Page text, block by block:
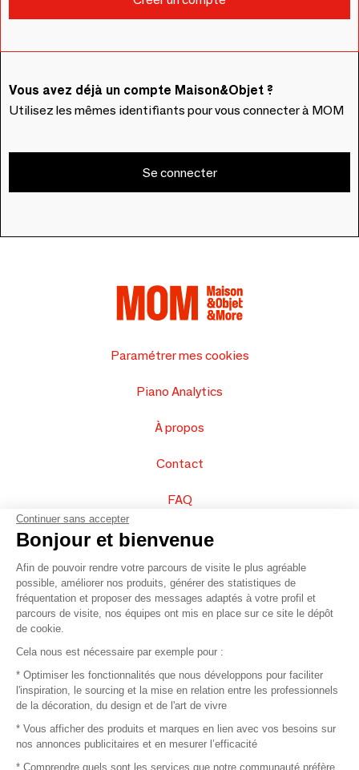
Vous avez déjà un compte Maison&Objet ?
Utilisez les mêmes identifiants pour vous connecter à MOM
Se connecter
Paramétrer mes cookies
Piano Analytics
À propos
Contact
FAQ
Vendez vos produits
Plan du site
© 2016 –Organisation SAFI
Recrutement
Continuer sans accepter
Bonjour et bienvenue
Afin de pouvoir rendre votre parcours de visite le plus agréable
possible, améliorer nos produits, générer des statistiques de
fréquentation et proposer des messages adaptés à votre profil et
parcours de visite, nos équipes ont mis en place sur ce site le dépôt
de cookie.
Cela nous est nécessaire par exemple pour :
* Optimiser les fonctionnalités que nous développons pour faciliter
l'inspiration, le sourcing et la mise en relation entre les professionnels
de la décoration, du design et de l'art de vivre
* Vous afficher des produits et marques en lien avec vos besoins sur
nos annonces publicitaires et en mesurer l’efficacité
* Comprendre quels sont les services que notre communauté préfère